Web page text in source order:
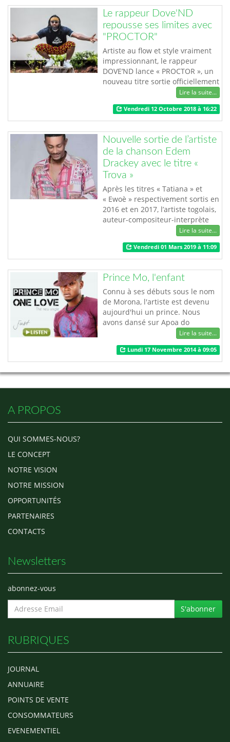
Le rappeur Dove'ND
repousse ses limites avec
"PROCTOR"
Artiste au flow et style vraiment
impressionnant, le rappeur
DOVE’ND lance « PROCTOR », un
nouveau titre sortie officiellement
dans la journée du 14 Octobre.
L’homme a fait ses débuts en
musique depuis les années 2000
lorsqu’il était encore au Lycée.
Mais ce n’est qu’en 2012 qu’il s’est
véritablement révélé au grand
public. Promoteur du festiva…
Lire la suite...
Vendredi 12 Octobre 2018 à 16:22
Nouvelle sortie de l’artiste
de la chanson Edem
Drackey avec le titre «
Trova »
Après les titres « Tatiana » et
« Ewoè » respectivement sortis en
2016 et en 2017, l’artiste togolais,
auteur-compositeur-interprète
revient en force avec un nouveau
titre « Trova », lequel cartonne
déjà et qui fait le chou gras des
médias de la place. Passionné de
musique, Edem Drackey compte
conquérir l’univers du RnB
togolais grâce à sa voi…
Lire la suite...
Vendredi 01 Mars 2019 à 11:09
Prince Mo, l'enfant
Connu à ses débuts sous le nom
de Morona, l'artiste est devenu
aujourd'hui un prince. Nous
avons dansé sur Apoa do
pendant longtemps. Il ya un an il
annonçait son départ de la scène
musicale, à ce moment même où
il a sorti des titres très appréciés,
My life, Il paraît. Mais
Lire la suite...
Lundi 17 Novembre 2014 à 09:05
A PROPOS
QUI SOMMES-NOUS?
LE CONCEPT
NOTRE VISION
NOTRE MISSION
OPPORTUNITÉS
PARTENAIRES
CONTACTS
Newsletters
abonnez-vous
S'abonner
RUBRIQUES
JOURNAL
ANNUAIRE
POINTS DE VENTE
CONSOMMATEURS
EVENEMENTIEL